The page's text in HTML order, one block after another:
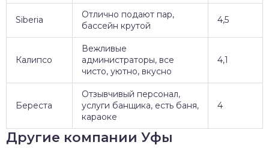
Siberia
Отлично подают пар,
бассейн крутой
4,5
Калипсо
Вежливые
администраторы, все
чисто, уютно, вкусно
4,1
Береста
Отзывчивый персонал,
услуги банщика, есть баня,
караоке
4
Другие компании Уфы